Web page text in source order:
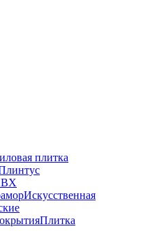
плитка
Искусственная
Плитка